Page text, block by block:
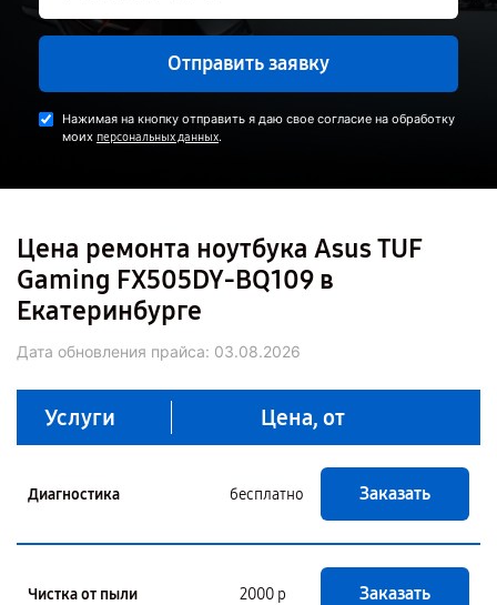
Отправить заявку
Нажимая на кнопку отправить я даю свое согласие на обработку
моих персональных данных.
Цена ремонта ноутбука Asus TUF
Gaming FX505DY-BQ109 в
Екатеринбурге
Дата обновления прайса: 03.08.2026
Услуги Цена, от
Диагностика бесплатно Заказать
Чистка от пыли 2000 р Заказать